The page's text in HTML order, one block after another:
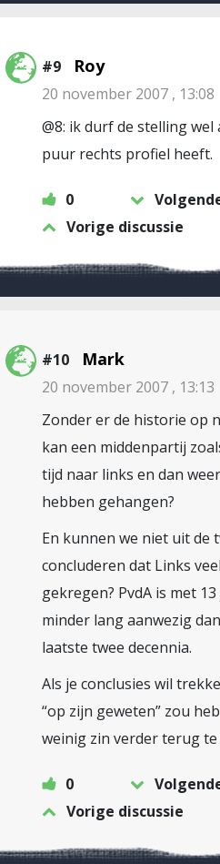
#9 Roy
20 november 2007 , 13:08
@8: ik durf de stelling wel
puur rechts profiel heeft.
0
Vorige discussie
#10 Mark
20 november 2007 , 13:13
Zonder er de historie op
kan een middenpartij
tijd naar links en dan
hebben gehangen?
En kunnen we niet uit de
concluderen dat Links
gekregen? PvdA is met
minder lang aanwezig
laatste twee decennia.
Als je conclusies wil
“op zijn geweten” zou
weinig zin verder terug te
0
Vorige discussie